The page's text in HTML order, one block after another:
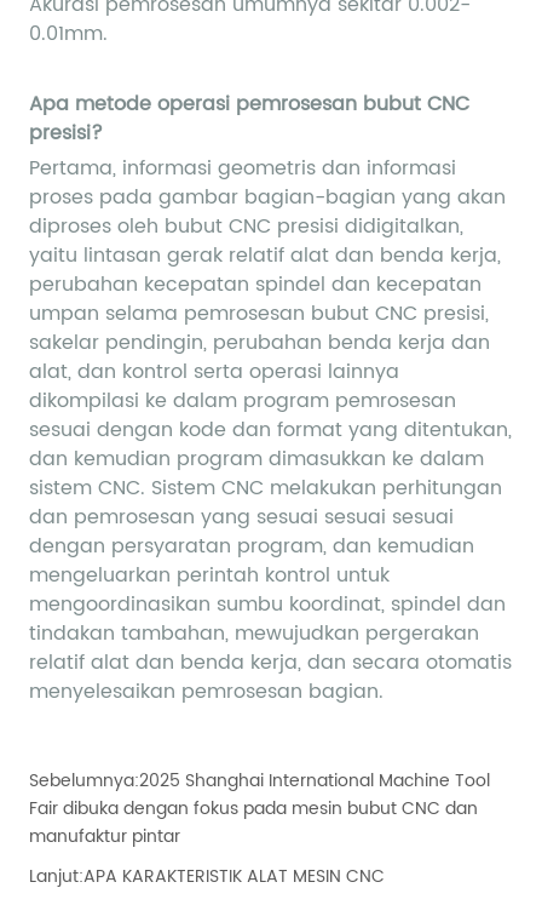
Sebelumnya:2025 Shanghai International Machine Tool
Fair dibuka dengan fokus pada mesin bubut CNC dan
manufaktur pintar
Lanjut:APA KARAKTERISTIK ALAT MESIN CNC